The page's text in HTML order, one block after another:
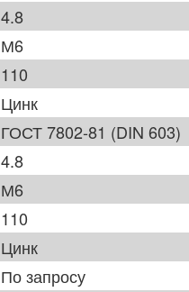
4.8
М6
110
Цинк
ГОСТ 7802-81 (DIN 603)
4.8
М6
110
Цинк
По запросу